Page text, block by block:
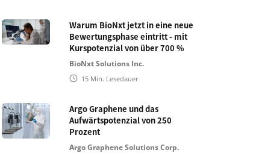
Warum BioNxt jetzt in eine neue
Bewertungsphase eintritt - mit
Kurspotenzial von über 700 %
BioNxt Solutions Inc.
15 Min. Lesedauer
Argo Graphene und das
Aufwärtspotenzial von 250
Prozent
Argo Graphene Solutions Corp.